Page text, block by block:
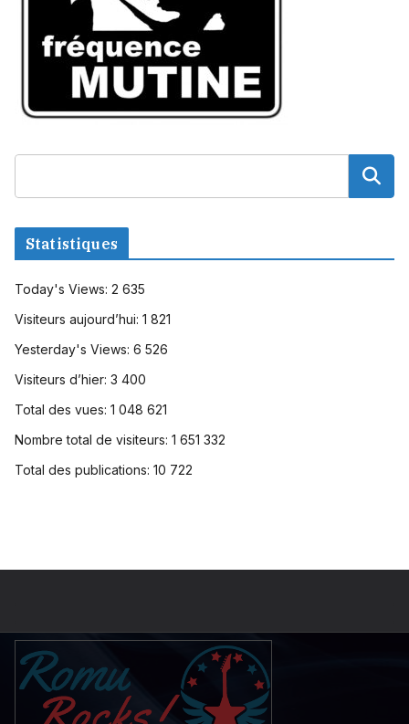
Statistiques
Today's Views: 2 635
Visiteurs aujourd’hui: 1 821
Yesterday's Views: 6 526
Visiteurs d’hier: 3 400
Total des vues: 1 048 621
Nombre total de visiteurs: 1 651 332
Total des publications: 10 722